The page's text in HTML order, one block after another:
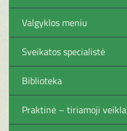
Valgyklos meniu
Sveikatos specialistė
Biblioteka
Praktinė – tiriamoji veikla